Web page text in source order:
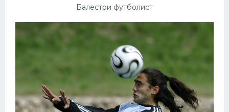
Балестри футболист